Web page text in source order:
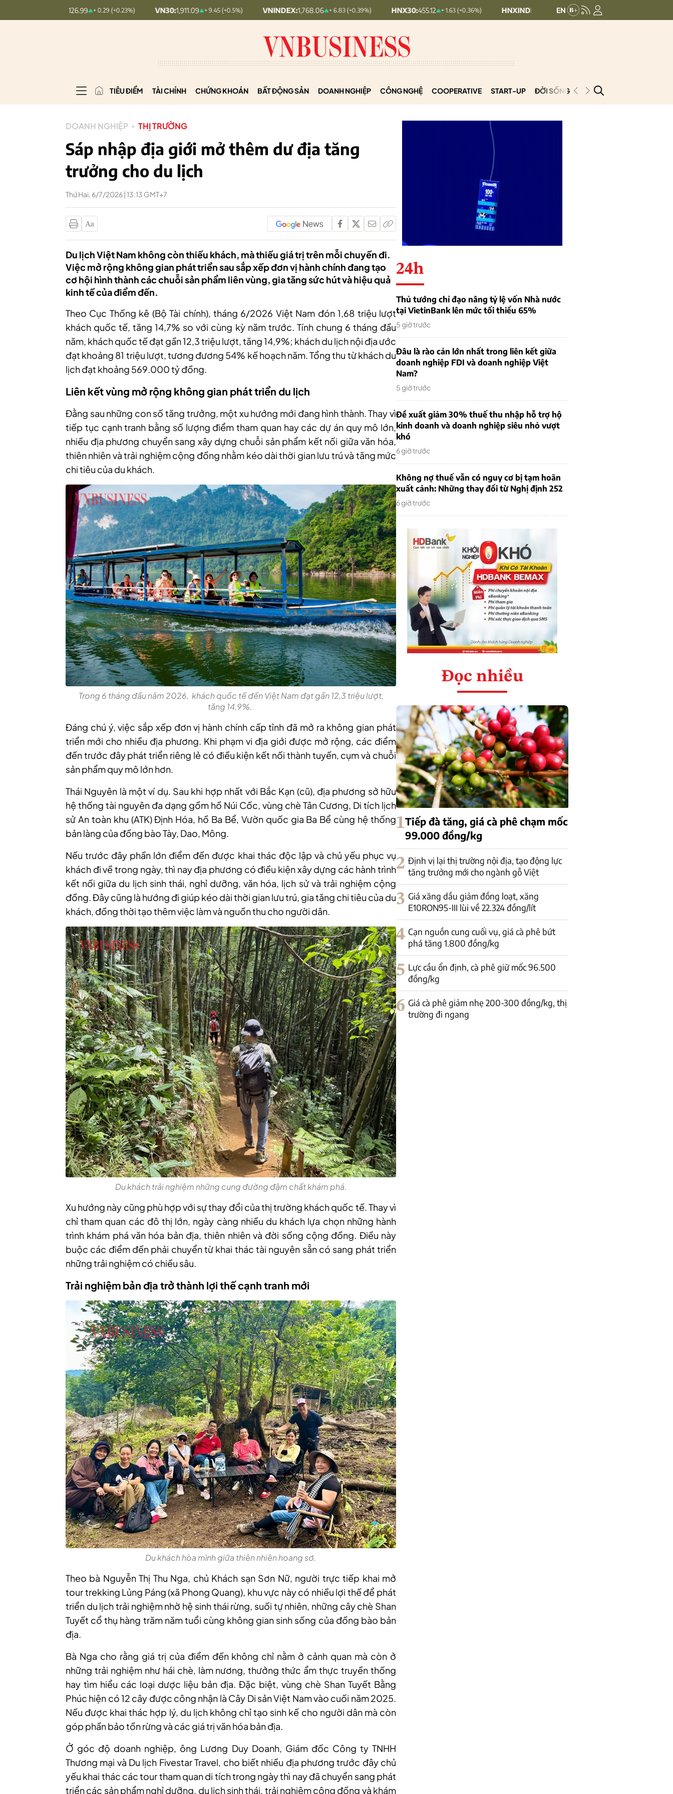
+ 0.29 (+0.23%) VN30:1,911.09 + 9.45 (+0.5%) VNINDEX: 1,768.06 + 6.83 (+0.39%) HNX30: 455.12 + 1.63 (+0.36%) HNXINDEX: 293.44 + 0.25 (+0.09%) UPCOMINDEX:
TIÊU ĐIỂM TÀI CHÍNH CHỨNG KHOÁN BẤT ĐỘNG SẢN DOANH NGHIỆP CÔNG NGHỆ COOPERATIVE START-UP ĐỜI SỐNG PODCAST
DOANH NGHIỆP THỊ TRƯỜNG
Sáp nhập địa giới mở thêm dư địa tăng
trưởng cho du lịch
Thứ Hai, 6/7/2026 | 13:13 GMT+7
Du lịch Việt Nam không còn thiếu khách, mà thiếu giá trị trên mỗi chuyến đi.
Việc mở rộng không gian phát triển sau sắp xếp đơn vị hành chính đang tạo
cơ hội hình thành các chuỗi sản phẩm liên vùng, gia tăng sức hút và hiệu quả
kinh tế của điểm đến.
Theo Cục Thống kê (Bộ Tài chính), tháng 6/2026 Việt Nam đón 1,68 triệu lượt
khách quốc tế, tăng 14,7% so với cùng kỳ năm trước. Tính chung 6 tháng đầu
năm, khách quốc tế đạt gần 12,3 triệu lượt, tăng 14,9%; khách du lịch nội địa ước
đạt khoảng 81 triệu lượt, tương đương 54% kế hoạch năm. Tổng thu từ khách du
lịch đạt khoảng 569.000 tỷ đồng.
Liên kết vùng mở rộng không gian phát triển du lịch
Đằng sau những con số tăng trưởng, một xu hướng mới đang hình thành. Thay vì
tiếp tục cạnh tranh bằng số lượng điểm tham quan hay các dự án quy mô lớn,
nhiều địa phương chuyển sang xây dựng chuỗi sản phẩm kết nối giữa văn hóa,
thiên nhiên và trải nghiệm cộng đồng nhằm kéo dài thời gian lưu trú và tăng mức
chi tiêu của du khách.
Trong 6 tháng đầu năm 2026, khách quốc tế đến Việt Nam đạt gần 12,3 triệu lượt,
tăng 14,9%.
Đáng chú ý, việc sắp xếp đơn vị hành chính cấp tỉnh đã mở ra không gian phát
triển mới cho nhiều địa phương. Khi phạm vi địa giới được mở rộng, các điểm
đến trước đây phát triển riêng lẻ có điều kiện kết nối thành tuyến, cụm và chuỗi
sản phẩm quy mô lớn hơn.
Thái Nguyên là một ví dụ. Sau khi hợp nhất với Bắc Kạn (cũ), địa phương sở hữu
hệ thống tài nguyên đa dạng gồm hồ Núi Cốc, vùng chè Tân Cương, Di tích lịch
sử An toàn khu (ATK) Định Hóa, hồ Ba Bể, Vườn quốc gia Ba Bể cùng hệ thống
bản làng của đồng bào Tày, Dao, Mông.
Nếu trước đây phần lớn điểm đến được khai thác độc lập và chủ yếu phục vụ
khách đi về trong ngày, thì nay địa phương có điều kiện xây dựng các hành trình
kết nối giữa du lịch sinh thái, nghỉ dưỡng, văn hóa, lịch sử và trải nghiệm cộng
đồng. Đây cũng là hướng đi giúp kéo dài thời gian lưu trú, gia tăng chi tiêu của du
khách, đồng thời tạo thêm việc làm và nguồn thu cho người dân.
Du khách trải nghiệm những cung đường đậm chất khám phá.
Xu hướng này cũng phù hợp với sự thay đổi của thị trường khách quốc tế. Thay vì
chỉ tham quan các đô thị lớn, ngày càng nhiều du khách lựa chọn những hành
trình khám phá văn hóa bản địa, thiên nhiên và đời sống cộng đồng. Điều này
buộc các điểm đến phải chuyển từ khai thác tài nguyên sẵn có sang phát triển
những trải nghiệm có chiều sâu.
Trải nghiệm bản địa trở thành lợi thế cạnh tranh mới
Du khách hòa mình giữa thiên nhiên hoang sơ.
Theo bà Nguyễn Thị Thu Nga, chủ Khách sạn Sơn Nữ, người trực tiếp khai mở
tour trekking Lủng Páng (xã Phong Quang), khu vực này có nhiều lợi thế để phát
triển du lịch trải nghiệm nhờ hệ sinh thái rừng, suối tự nhiên, những cây chè Shan
Tuyết cổ thụ hàng trăm năm tuổi cùng không gian sinh sống của đồng bào bản
địa.
Bà Nga cho rằng giá trị của điểm đến không chỉ nằm ở cảnh quan mà còn ở
những trải nghiệm như hái chè, làm nương, thưởng thức ẩm thực truyền thống
hay tìm hiểu các loại dược liệu bản địa. Đặc biệt, vùng chè Shan Tuyết Bằng
Phúc hiện có 12 cây được công nhận là Cây Di sản Việt Nam vào cuối năm 2025.
Nếu được khai thác hợp lý, du lịch không chỉ tạo sinh kế cho người dân mà còn
góp phần bảo tồn rừng và các giá trị văn hóa bản địa.
Ở góc độ doanh nghiệp, ông Lương Duy Doanh, Giám đốc Công ty TNHH
Thương mại và Du lịch Fivestar Travel, cho biết nhiều địa phương trước đây chủ
yếu khai thác các tour tham quan di tích trong ngày thì nay đã chuyển sang phát
triển các sản phẩm nghỉ dưỡng, du lịch sinh thái, trải nghiệm cộng đồng và khám
24h
Thủ tướng chỉ đạo nâng tỷ lệ vốn Nhà nước
tại VietinBank lên mức tối thiểu 65%
5 giờ trước
Đâu là rào cản lớn nhất trong liên kết giữa
doanh nghiệp FDI và doanh nghiệp Việt
Nam?
5 giờ trước
Đề xuất giảm 30% thuế thu nhập hỗ trợ hộ
kinh doanh và doanh nghiệp siêu nhỏ vượt
khó
6 giờ trước
Không nợ thuế vẫn có nguy cơ bị tạm hoãn
xuất cảnh: Những thay đổi từ Nghị định 252
6 giờ trước
Đọc nhiều
1Tiếp đà tăng, giá cà phê chạm mốc
99.000 đồng/kg
2 Định vị lại thị trường nội địa, tạo động lực
tăng trưởng mới cho ngành gỗ Việt
3 Giá xăng dầu giảm đồng loạt, xăng
E10RON95-III lùi về 22.324 đồng/lít
4 Cạn nguồn cung cuối vụ, giá cà phê bứt
phá tăng 1.800 đồng/kg
5 Lực cầu ổn định, cà phê giữ mốc 96.500
đồng/kg
6 Giá cà phê giảm nhẹ 200-300 đồng/kg, thị
trường đi ngang